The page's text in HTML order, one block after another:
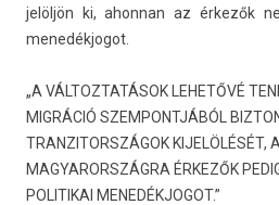
jelöljön ki, ahon­nan az érkezők
menedék­jogot.
„A VÁLTOZTATÁSOK LEHETŐVÉ
MIGRÁCIÓ SZEMPONTJÁBÓL
TRANZITORSZÁGOK KIJELÖLÉSÉT,
MAGYARORSZÁGRA ÉRKEZŐK
POLITIKAI MENEDÉKJOGOT.”